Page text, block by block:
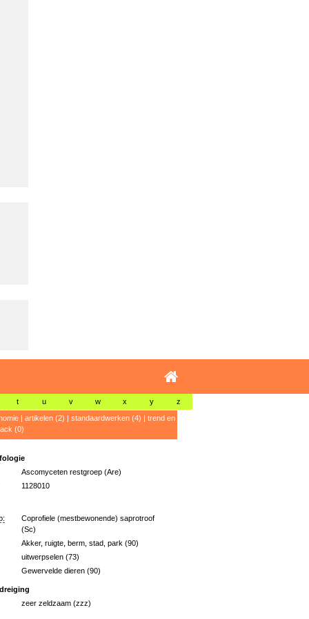
t u v w x y z
| artikelen (2) | standaardwerken (4) | trend en
(0)
Ascomyceten restgroep (Are)
1128010
Coprofiele (mestbewonende) saprotroof
(Sc)
Akker, ruigte, berm, stad, park (90)
uitwerpselen (73)
Gewervelde dieren (90)
zeer zeldzaam (zzz)